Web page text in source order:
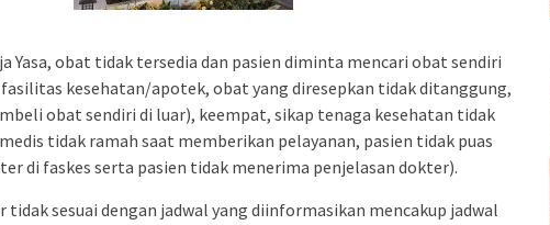
Yasa, obat tidak tersedia dan pasien diminta mencari obat sendiri
kesehatan/apotek, obat yang diresepkan tidak ditanggung,
obat sendiri di luar), keempat, sikap tenaga kesehatan tidak
tidak ramah saat memberikan pelayanan, pasien tidak puas
di faskes serta pasien tidak menerima penjelasan dokter).
sesuai dengan jadwal yang diinformasikan mencakup jadwal